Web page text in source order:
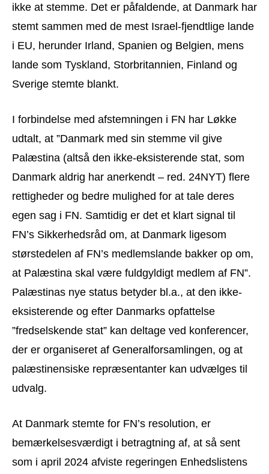
ikke at stemme. Det er påfaldende, at Danmark har
stemt sammen med de mest Israel-fjendtlige lande
i EU, herunder Irland, Spanien og Belgien, mens
lande som Tyskland, Storbritannien, Finland og
Sverige stemte blankt.
I forbindelse med afstemningen i FN har Løkke
udtalt, at ”Danmark med sin stemme vil give
Palæstina (altså den ikke-eksisterende stat, som
Danmark aldrig har anerkendt – red. 24NYT) flere
rettigheder og bedre mulighed for at tale deres
egen sag i FN. Samtidig er det et klart signal til
FN’s Sikkerhedsråd om, at Danmark ligesom
størstedelen af FN’s medlemslande bakker op om,
at Palæstina skal være fuldgyldigt medlem af FN”.
Palæstinas nye status betyder bl.a., at den ikke-
eksisterende og efter Danmarks opfattelse
”fredselskende stat” kan deltage ved konferencer,
der er organiseret af Generalforsamlingen, og at
palæstinensiske repræsentanter kan udvælges til
udvalg.
At Danmark stemte for FN’s resolution, er
bemærkelsesværdigt i betragtning af, at så sent
som i april 2024 afviste regeringen Enhedslistens